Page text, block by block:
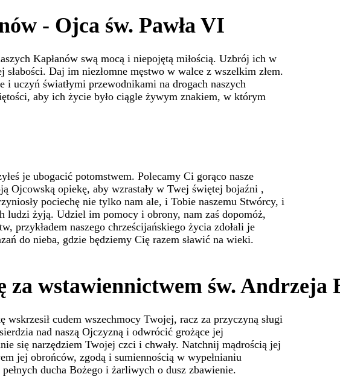
- Ojca św. Pawła VI
Kapłanów swą mocą i niepojętą miłością. Uzbrój ich w
Daj im niezłomne męstwo w walce z wszelkim złem.
uczyń światłymi przewodnikami na drogach naszych
aby ich życie było ciągle żywym znakiem, w którym
je ubogacić potomstwem. Polecamy Ci gorąco nasze
Ojcowską opiekę, aby wzrastały w Twej świętej bojaźni ,
pociechę nie tylko nam ale, i Tobie naszemu Stwórcy, i
ludzi żyją. Udziel im pomocy i obrony, nam zaś dopomóż,
przykładem naszego chrześcijańskiego życia zdołali je
do nieba, gdzie będziemy Cię razem sławić na wieki.
za wstawiennictwem św. Andrzeja
wskrzesił cudem wszechmocy Twojej, racz za przyczyną sługi
nad naszą Ojczyzną i odwrócić grożące jej
się narzędziem Twojej czci i chwały. Natchnij mądrością jej
jej obrońców, zgodą i sumiennością w wypełnianiu
ducha Bożego i żarliwych o dusz zbawienie.